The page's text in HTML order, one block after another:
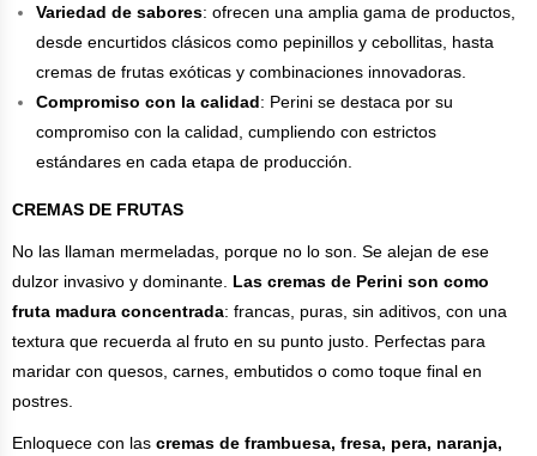
Variedad de sabores: ofrecen una amplia gama de productos,
desde encurtidos clásicos como pepinillos y cebollitas, hasta
cremas de frutas exóticas y combinaciones innovadoras.
Compromiso con la calidad: Perini se destaca por su
compromiso con la calidad, cumpliendo con estrictos
estándares en cada etapa de producción.
CREMAS DE FRUTAS
No las llaman mermeladas, porque no lo son. Se alejan de ese
dulzor invasivo y dominante. Las cremas de Perini son como
fruta madura concentrada: francas, puras, sin aditivos, con una
textura que recuerda al fruto en su punto justo. Perfectas para
maridar con quesos, carnes, embutidos o como toque final en
postres.
Enloquece con las cremas de frambuesa, fresa, pera, naranja,